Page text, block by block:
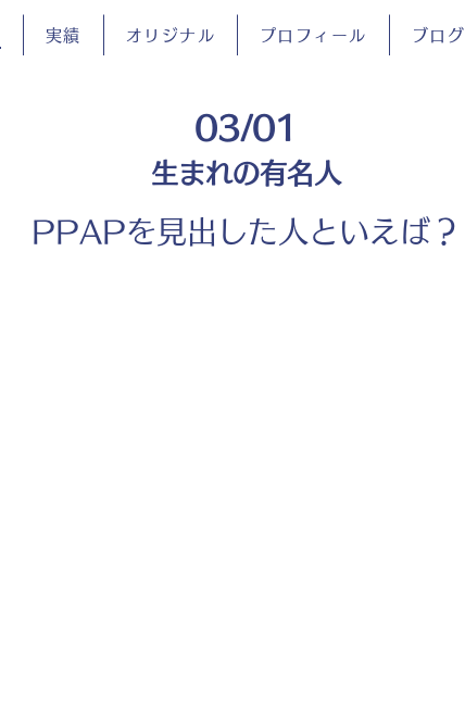
実績 オリジナル プロフィール ブログ
03/01
生まれの有名人
PPAPを見出した人といえば？